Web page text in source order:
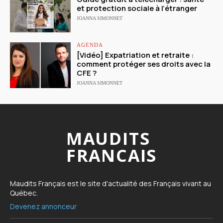
et protection sociale à l’étranger
JOANNA SIMONNET
AGENDA
[Vidéo] Expatriation et retraite :
comment protéger ses droits avec la
CFE ?
JOANNA SIMONNET
MAUDITS
FRANCAIS
Maudits Français est le site d'actualité des Français vivant au
Québec.
Devenez annonceur